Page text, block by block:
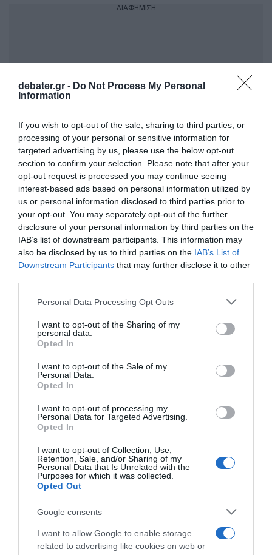
debater.gr - Do Not Process My Personal
Information
If you wish to opt-out of the sale, sharing to third parties, or
processing of your personal or sensitive information for
targeted advertising by us, please use the below opt-out
section to confirm your selection. Please note that after your
opt-out request is processed you may continue seeing
interest-based ads based on personal information utilized by
us or personal information disclosed to third parties prior to
your opt-out. You may separately opt-out of the further
disclosure of your personal information by third parties on the
IAB’s list of downstream participants. This information may
also be disclosed by us to third parties on the IAB’s List of
Downstream Participants that may further disclose it to other
Please note that this website/app uses one or more Google
not limited to your visit or usage behaviour. You may click to
grant or deny consent to Google and its third-party tags to
use your data for below specified purposes in below Google
consent section.
Personal Data Processing Opt Outs
I want to opt-out of the Sharing of my
personal data.
Opted In
I want to opt-out of the Sale of my
Personal Data.
Opted In
I want to opt-out of processing my
Personal Data for Targeted Advertising.
Opted In
I want to opt-out of Collection, Use,
Retention, Sale, and/or Sharing of my
Personal Data that Is Unrelated with the
Purposes for which it was collected.
Opted Out
Google consents
I want to allow Google to enable storage
related to advertising like cookies on web or
ΔΙΑΦΗΜΙΣΗ
ΣΧΟΛΙΑ